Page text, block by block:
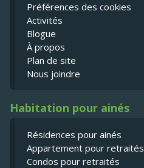
Préférences des cookies
Activités
Blogue
À propos
Plan de site
Nous joindre
Habitation pour ainés
Résidences pour ainés
Appartement pour retraités
Condos pour retraités